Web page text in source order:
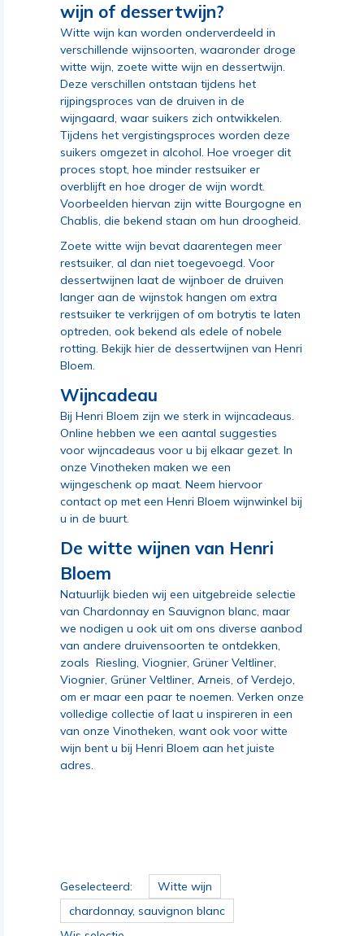
wijn of dessertwijn?
Witte wijn kan worden onderverdeeld in
verschillende wijnsoorten, waaronder droge
witte wijn, zoete witte wijn en dessertwijn.
Deze verschillen ontstaan tijdens het
rijpingsproces van de druiven in de
wijngaard, waar suikers zich ontwikkelen.
Tijdens het vergistingsproces worden deze
suikers omgezet in alcohol. Hoe vroeger dit
proces stopt, hoe minder restsuiker er
overblijft en hoe droger de wijn wordt.
Voorbeelden hiervan zijn witte Bourgogne en
Chablis, die bekend staan om hun droogheid.
Zoete witte wijn bevat daarentegen meer
restsuiker, al dan niet toegevoegd. Voor
dessertwijnen laat de wijnboer de druiven
langer aan de wijnstok hangen om extra
restsuiker te verkrijgen of om botrytis te laten
optreden, ook bekend als edele of nobele
rotting. Bekijk hier de dessertwijnen van Henri
Bloem.
Wijncadeau
Bij Henri Bloem zijn we sterk in wijncadeaus.
Online hebben we een aantal suggesties
voor wijncadeaus voor u bij elkaar gezet. In
onze Vinotheken maken we een
wijngeschenk op maat. Neem hiervoor
contact op met een Henri Bloem wijnwinkel bij
u in de buurt.
De witte wijnen van Henri
Bloem
Natuurlijk bieden wij een uitgebreide selectie
van Chardonnay en Sauvignon blanc, maar
we nodigen u ook uit om ons diverse aanbod
van andere druivensoorten te ontdekken,
zoals Riesling, Viognier, Grüner Veltliner,
Viognier, Grüner Veltliner, Arneis, of Verdejo,
om er maar een paar te noemen. Verken onze
volledige collectie of laat u inspireren in een
van onze Vinotheken, want ook voor witte
wijn bent u bij Henri Bloem aan het juiste
adres.
Geselecteerd:
Witte wijn
chardonnay, sauvignon blanc